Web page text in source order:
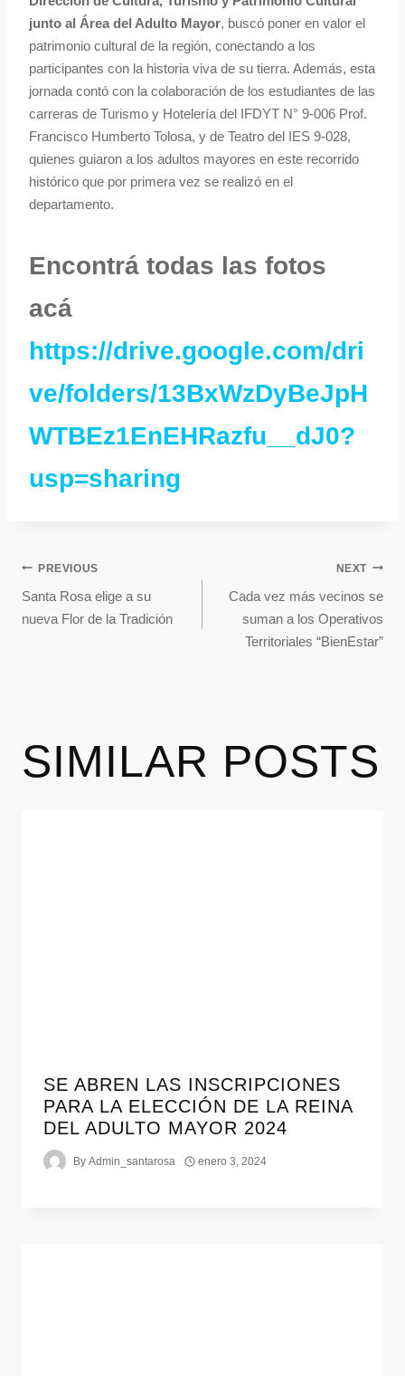
junto al Área del Adulto Mayor, buscó poner en valor el
patrimonio cultural de la región, conectando a los
participantes con la historia viva de su tierra. Además, esta
jornada contó con la colaboración de los estudiantes de las
carreras de Turismo y Hotelería del IFDYT N° 9-006 Prof.
Francisco Humberto Tolosa, y de Teatro del IES 9-028,
quienes guiaron a los adultos mayores en este recorrido
histórico que por primera vez se realizó en el
departamento.
Encontrá todas las fotos
acá
https://drive.google.com/dri
ve/folders/13BxWzDyBeJpH
WTBEz1EnEHRazfu__dJ0?
usp=sharing
PREVIOUS
Santa Rosa elige a su
nueva Flor de la Tradición
NEXT
Cada vez más vecinos se
suman a los Operativos
Territoriales “BienEstar”
SIMILAR POSTS
SE ABREN LAS INSCRIPCIONES
PARA LA ELECCIÓN DE LA REINA
DEL ADULTO MAYOR 2024
By Admin_santarosa enero 3, 2024